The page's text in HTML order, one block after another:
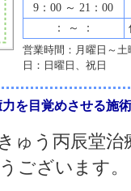
9：00 ～ 21：00
： ～ ：
営業時間：月曜日～
日：日曜日、祝日
を目覚めさせる施
ゅう丙辰堂
ございます。